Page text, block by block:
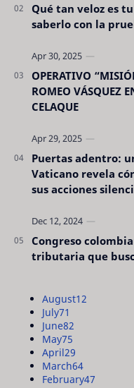
Qué tan veloz es
saberlo con la
OPERATIVO
ROMEO VÁSQUEZ
CELAQUE
Puertas adentro:
Vaticano revela
sus acciones
Congreso
tributaria que
August12
July71
June82
May75
April29
March64
February47